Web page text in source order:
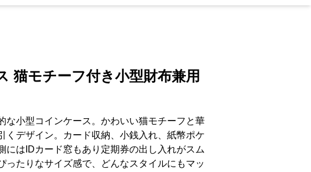
猫モチーフ付き小型財布兼用
な小型コインケース。かわいい猫モチーフと華
くデザイン。カード収納、小銭入れ、紙幣ポケ
にはIDカード窓もあり定期券の出し入れがスム
ったりなサイズ感で、どんなスタイルにもマッ